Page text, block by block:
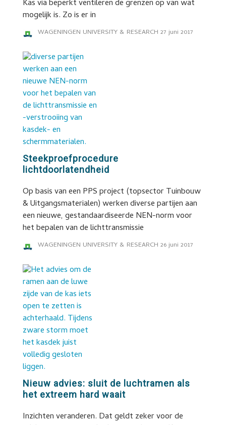
Kas via beperkt ventileren de grenzen op van wat
mogelijk is. Zo is er in
WAGENINGEN UNIVERSITY & RESEARCH 27 juni 2017
Steekproefprocedure
lichtdoorlatendheid
Op basis van een PPS project (topsector Tuinbouw
& Uitgangsmaterialen) werken diverse partijen aan
een nieuwe, gestandaardiseerde NEN-norm voor
het bepalen van de lichttransmissie
WAGENINGEN UNIVERSITY & RESEARCH 26 juni 2017
Nieuw advies: sluit de luchtramen als
het extreem hard waait
Inzichten veranderen. Dat geldt zeker voor de